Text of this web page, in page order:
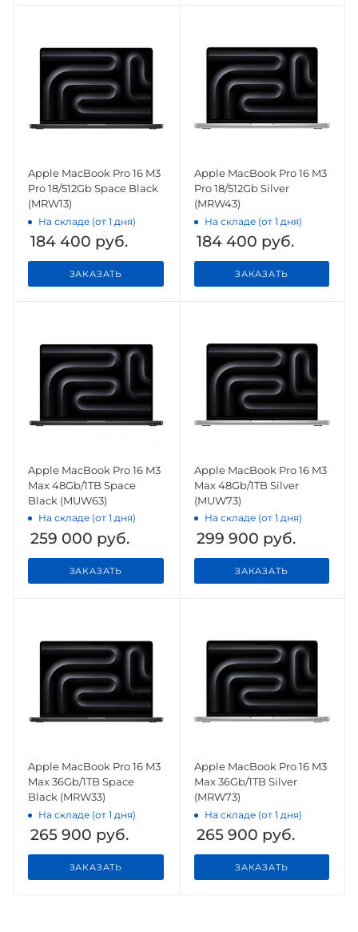
Apple MacBook Pro 16 M3
Pro 18/512Gb Space Black
(MRW13)
На складе (от 1 дня)
184 400 руб.
ЗАКАЗАТЬ
Apple MacBook Pro 16 M3
Pro 18/512Gb Silver
(MRW43)
На складе (от 1 дня)
184 400 руб.
ЗАКАЗАТЬ
Apple MacBook Pro 16 M3
Max 48Gb/1TB Space
Black (MUW63)
На складе (от 1 дня)
259 000 руб.
ЗАКАЗАТЬ
Apple MacBook Pro 16 M3
Max 48Gb/1TB Silver
(MUW73)
На складе (от 1 дня)
299 900 руб.
ЗАКАЗАТЬ
Apple MacBook Pro 16 M3
Max 36Gb/1TB Space
Black (MRW33)
На складе (от 1 дня)
265 900 руб.
ЗАКАЗАТЬ
Apple MacBook Pro 16 M3
Max 36Gb/1TB Silver
(MRW73)
На складе (от 1 дня)
265 900 руб.
ЗАКАЗАТЬ